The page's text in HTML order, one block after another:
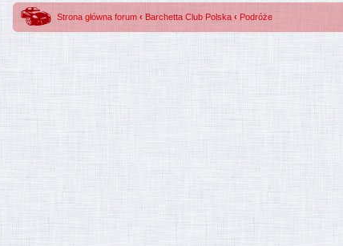
Strona główna forum ‹ Barchetta Club Polska ‹ Podróże